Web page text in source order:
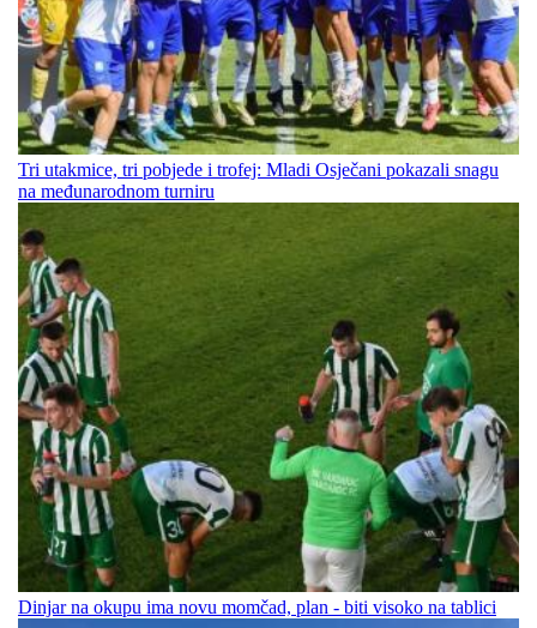
Tri utakmice, tri pobjede i trofej: Mladi Osječani pokazali snagu
na međunarodnom turniru
Dinjar na okupu ima novu momčad, plan - biti visoko na tablici